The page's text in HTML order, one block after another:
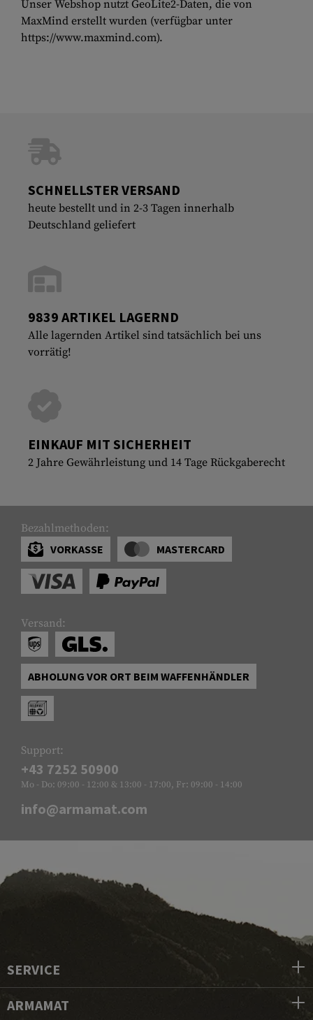
Unser Webshop nutzt GeoLite2-Daten, die von
MaxMind erstellt wurden (verfügbar unter
https://www.maxmind.com).
SCHNELLSTER VERSAND
heute bestellt und in 2-3 Tagen innerhalb
Deutschland geliefert
9839 ARTIKEL LAGERND
Alle lagernden Artikel sind tatsächlich bei uns
vorrätig!
EINKAUF MIT SICHERHEIT
2 Jahre Gewährleistung und 14 Tage Rückgaberecht
Bezahlmethoden:
VORKASSE
MASTERCARD
Versand:
ABHOLUNG VOR ORT BEIM WAFFENHÄNDLER
Support:
+43 7252 50900
Mo - Do: 09:00 - 12:00 & 13:00 - 17:00, Fr: 09:00 - 14:00
info@armamat.com
SERVICE
ARMAMAT